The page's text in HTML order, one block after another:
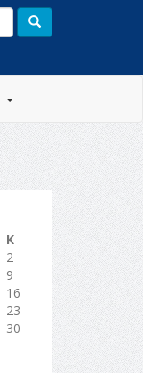
Κ
2
9
16
23
30